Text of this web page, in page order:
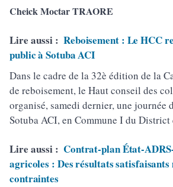
Cheick Moctar TRAORE
Lire aussi : Reboisement : Le HCC
public à Sotuba ACI
Dans le cadre de la 32è édition de la
de reboisement, le Haut conseil des
organisé, samedi dernier, une journée
Sotuba ACI, en Commune I du District
Lire aussi : Contrat-plan État-
agricoles : Des résultats satisfaisants
contraintes